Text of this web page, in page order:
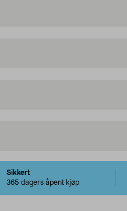
Sikkert
365 dagers åpent kjøp